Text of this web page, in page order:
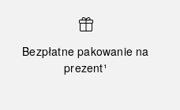
Bezpłatne pakowanie na
prezent¹